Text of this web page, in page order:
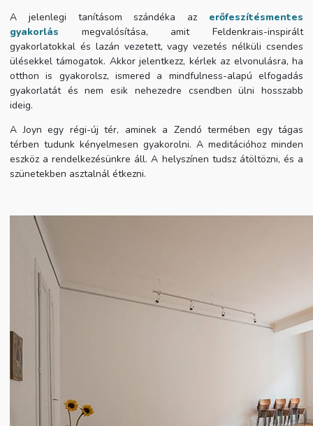
A jelenlegi tanításom szándéka az erőfeszítésmentes
gyakorlás megvalósítása, amit Feldenkrais-inspirált
gyakorlatokkal és lazán vezetett, vagy vezetés nélküli csendes
ülésekkel támogatok. Akkor jelentkezz, kérlek az elvonulásra, ha
otthon is gyakorolsz, ismered a mindfulness-alapú elfogadás
gyakorlatát és nem esik nehezedre csendben ülni hosszabb
ideig.
A Joyn egy régi-új tér, aminek a Zendó termében egy tágas
térben tudunk kényelmesen gyakorolni. A meditációhoz minden
eszköz a rendelkezésünkre áll. A helyszínen tudsz átöltözni, és a
szünetekben asztalnál étkezni.